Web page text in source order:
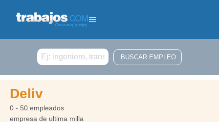
Buscar
Deliv
0 - 50 empleados
empresa de ultima milla